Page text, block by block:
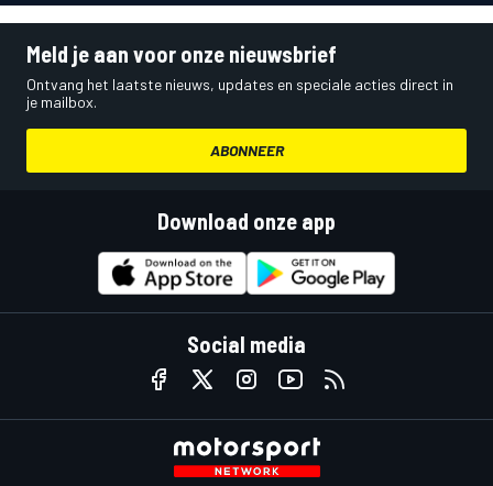
Meld je aan voor onze nieuwsbrief
Ontvang het laatste nieuws, updates en speciale acties direct in
je mailbox.
ABONNEER
Download onze app
Social media